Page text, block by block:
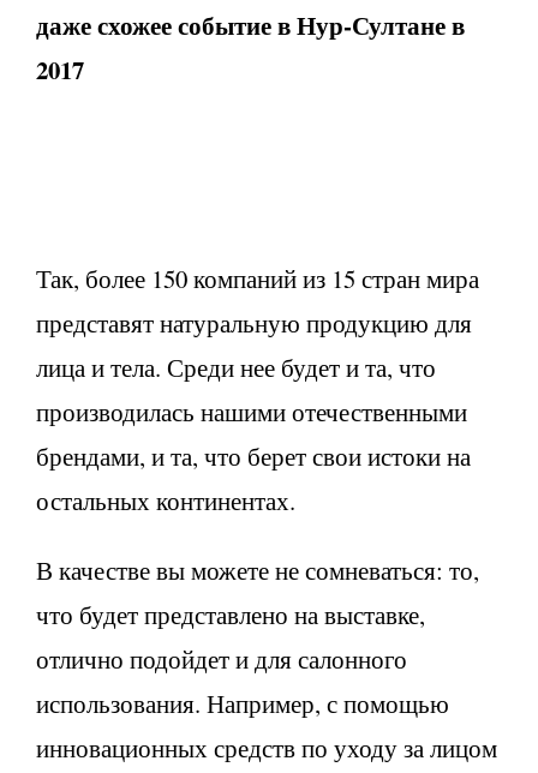
даже схожее событие в Нур-Султане в
2017
Так, более 150 компаний из 15 стран мира
представят натуральную продукцию для
лица и тела. Среди нее будет и та, что
производилась нашими отечественными
брендами, и та, что берет свои истоки на
остальных континентах.
В качестве вы можете не сомневаться: то,
что будет представлено на выставке,
отлично подойдет и для салонного
использования. Например, с помощью
инновационных средств по уходу за лицом